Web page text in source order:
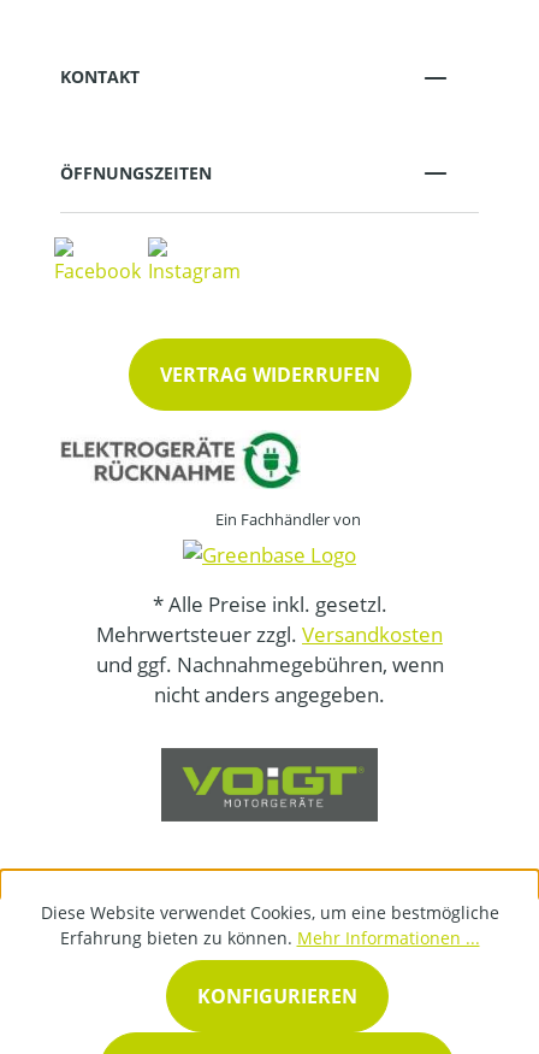
KONTAKT
ÖFFNUNGSZEITEN
VERTRAG WIDERRUFEN
Ein Fachhändler von
* Alle Preise inkl. gesetzl.
Mehrwertsteuer zzgl. Versandkosten
und ggf. Nachnahmegebühren, wenn
nicht anders angegeben.
Diese Website verwendet Cookies, um eine bestmögliche
Erfahrung bieten zu können. Mehr Informationen ...
KONFIGURIEREN